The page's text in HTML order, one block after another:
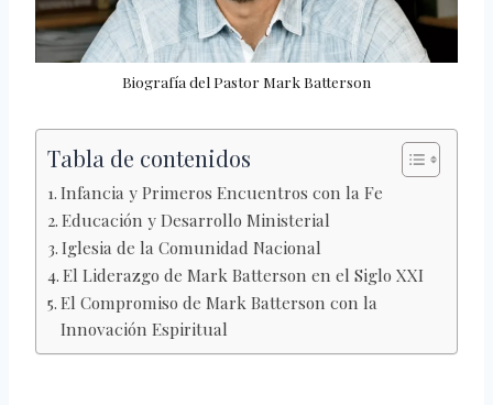
Biografía del Pastor Mark Batterson
Tabla de contenidos
Infancia y Primeros Encuentros con la Fe
Educación y Desarrollo Ministerial
Iglesia de la Comunidad Nacional
El Liderazgo de Mark Batterson en el Siglo XXI
El Compromiso de Mark Batterson con la
Innovación Espiritual